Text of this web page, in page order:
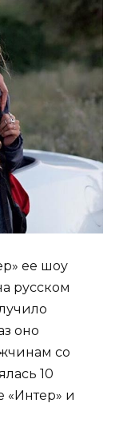
ее шоу
русском
оно
со
10
«Интер» и